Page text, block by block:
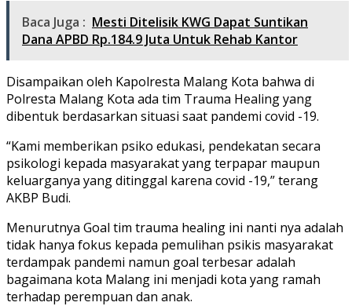
Baca Juga : Mesti Ditelisik KWG Dapat Suntikan
Dana APBD Rp.184.9 Juta Untuk Rehab Kantor
Disampaikan oleh Kapolresta Malang Kota bahwa di
Polresta Malang Kota ada tim Trauma Healing yang
dibentuk berdasarkan situasi saat pandemi covid -19.
“Kami memberikan psiko edukasi, pendekatan secara
psikologi kepada masyarakat yang terpapar maupun
keluarganya yang ditinggal karena covid -19,” terang
AKBP Budi.
Menurutnya Goal tim trauma healing ini nanti nya adalah
tidak hanya fokus kepada pemulihan psikis masyarakat
terdampak pandemi namun goal terbesar adalah
bagaimana kota Malang ini menjadi kota yang ramah
terhadap perempuan dan anak.